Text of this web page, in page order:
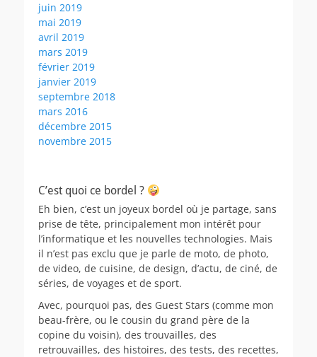
juin 2019
mai 2019
avril 2019
mars 2019
février 2019
janvier 2019
septembre 2018
mars 2016
décembre 2015
novembre 2015
C’est quoi ce bordel ?
Eh bien, c’est un joyeux bordel où je partage, sans
prise de tête, principalement mon intérêt pour
l’informatique et les nouvelles technologies. Mais
il n’est pas exclu que je parle de moto, de photo,
de video, de cuisine, de design, d’actu, de ciné, de
séries, de voyages et de sport.
Avec, pourquoi pas, des Guest Stars (comme mon
beau-frère, ou le cousin du grand père de la
copine du voisin), des trouvailles, des
retrouvailles, des histoires, des tests, des recettes,